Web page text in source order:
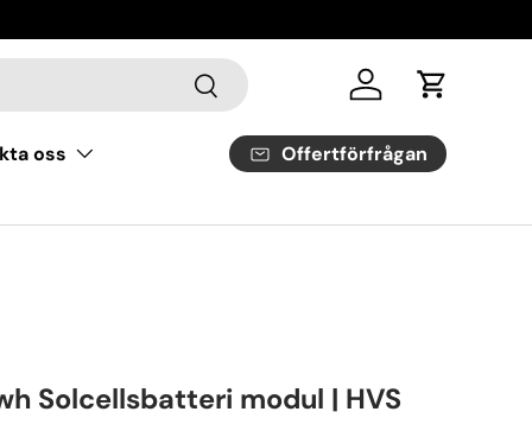
Sök Logga inVagn
oss
Offertförfrågan
Solcellsbatteri modul | HVS